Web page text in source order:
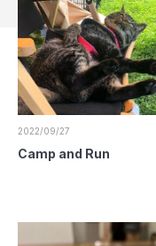
2022/09/27
Camp and Run